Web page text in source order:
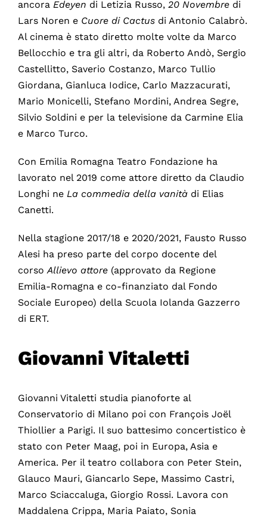
ancora Edeyen di Letizia Russo, 20 Novembredi
Lars Noren e Cuore di Cactusdi Antonio Calabrò.
Al cinema è stato diretto molte volte da Marco
Bellocchio e tra gli altri, da Roberto Andò, Sergio
Castellitto, Saverio Costanzo, Marco Tullio
Giordana, Gianluca Iodice, Carlo Mazzacurati,
Mario Monicelli, Stefano Mordini, Andrea Segre,
Silvio Soldini e per la televisione da Carmine Elia
e Marco Turco.
Con Emilia Romagna Teatro Fondazione ha
lavorato nel 2019 come attore diretto da Claudio
Longhi ne La commedia della vanità di Elias
Canetti.
Nella stagione 2017/18 e 2020/2021, Fausto Russo
Alesi ha preso parte del corpo docente del
corsoAllievo attore (approvato da Regione
Emilia-Romagna e co-finanziato dal Fondo
Sociale Europeo) della Scuola Iolanda Gazzerro
di ERT.
Giovanni Vitaletti
Giovanni Vitaletti studia pianoforte al
Conservatorio di Milano poi con François Joël
Thiollier a Parigi. Il suo battesimo concertistico è
stato con Peter Maag, poi in Europa, Asia e
America. Per il teatro collabora con Peter Stein,
Glauco Mauri, Giancarlo Sepe, Massimo Castri,
Marco Sciaccaluga, Giorgio Rossi. Lavora con
Maddalena Crippa, Maria Paiato, Sonia